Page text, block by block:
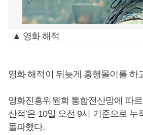
▲ 영화 해적
영화 해적이 뒤늦게 흥행몰이를 하
영화진흥위원회 통합전산망에 따
산적’은 10일 오전 9시 기준으로 누
돌파했다.